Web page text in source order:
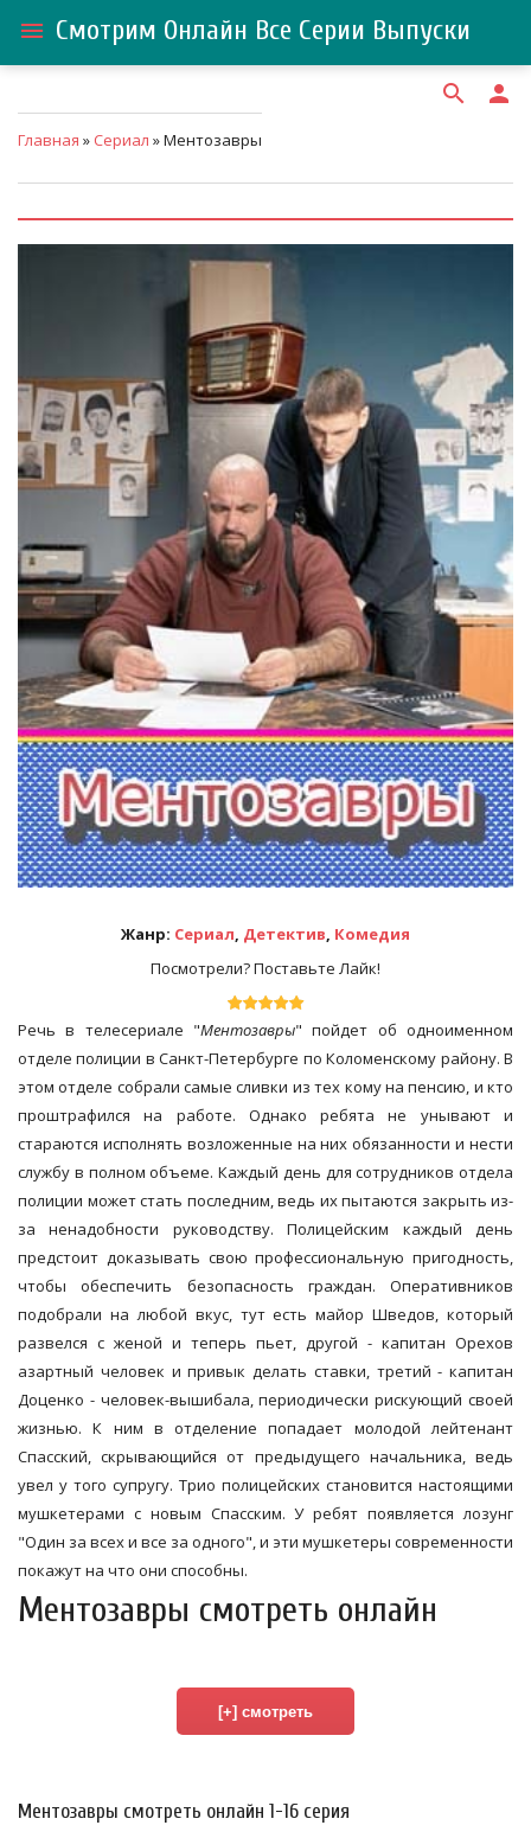
menu Смотрим Онлайн Все Серии Выпуски
search person
Главная » Сериал » Ментозавры
Жанр: Сериал, Детектив, Комедия
Посмотрели? Поставьте Лайк!
Речь в телесериале "Ментозавры" пойдет об одноименном
отделе полиции в Санкт-Петербурге по Коломенскому району. В
этом отделе собрали самые сливки из тех кому на пенсию, и кто
проштрафился на работе. Однако ребята не унывают и
стараются исполнять возложенные на них обязанности и нести
службу в полном объеме. Каждый день для сотрудников отдела
полиции может стать последним, ведь их пытаются закрыть из-
за ненадобности руководству. Полицейским каждый день
предстоит доказывать свою профессиональную пригодность,
чтобы обеспечить безопасность граждан. Оперативников
подобрали на любой вкус, тут есть майор Шведов, который
развелся с женой и теперь пьет, другой - капитан Орехов
азартный человек и привык делать ставки, третий - капитан
Доценко - человек-вышибала, периодически рискующий своей
жизнью. К ним в отделение попадает молодой лейтенант
Спасский, скрывающийся от предыдущего начальника, ведь
увел у того супругу. Трио полицейских становится настоящими
мушкетерами с новым Спасским. У ребят появляется лозунг
"Один за всех и все за одного", и эти мушкетеры современности
покажут на что они способны.
Ментозавры смотреть онлайн
Ментозавры смотреть онлайн 1-16 серия